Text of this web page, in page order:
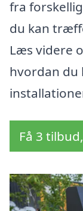
fra
du kan
Læs videre
hvordan du
Få 3